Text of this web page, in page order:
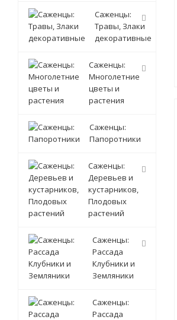
Саженцы:
Травы, Злаки
декоративные
Саженцы:
Многолетние
цветы и
растения
Саженцы:
Папоротники
Саженцы:
Деревьев и
кустарников,
Плодовых
растений
Саженцы:
Рассада
Клубники и
Земляники
Саженцы:
Рассада